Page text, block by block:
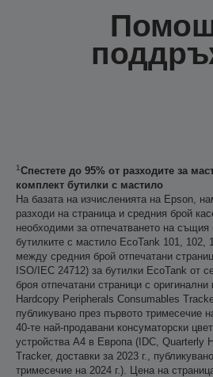
1Спестете до 95% от разходите за
комплект бутилки с мастило
На базата на изчисленията на Epson,
разходи на страница и средния брой
необходими за отпечатването на същия
бутилките с мастило EcoTank 101, 102,
между средния брой отпечатани
ISO/IEC 24712) за бутилки EcoTank от
броя отпечатани страници с
Hardcopy Peripherals Consumables
публикувано през първото тримесечие
40-те най-продавани консуматорски
устройства А4 в Европа (IDC, Quarterly
Tracker, доставки за 2023 г.,
тримесечие на 2024 г.). Цена на